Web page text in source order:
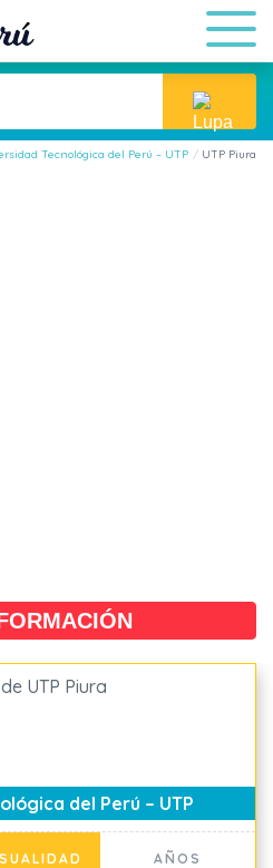
Tecnológica del Perú – UTP UTP Piura
del Perú – UTP
AÑOS